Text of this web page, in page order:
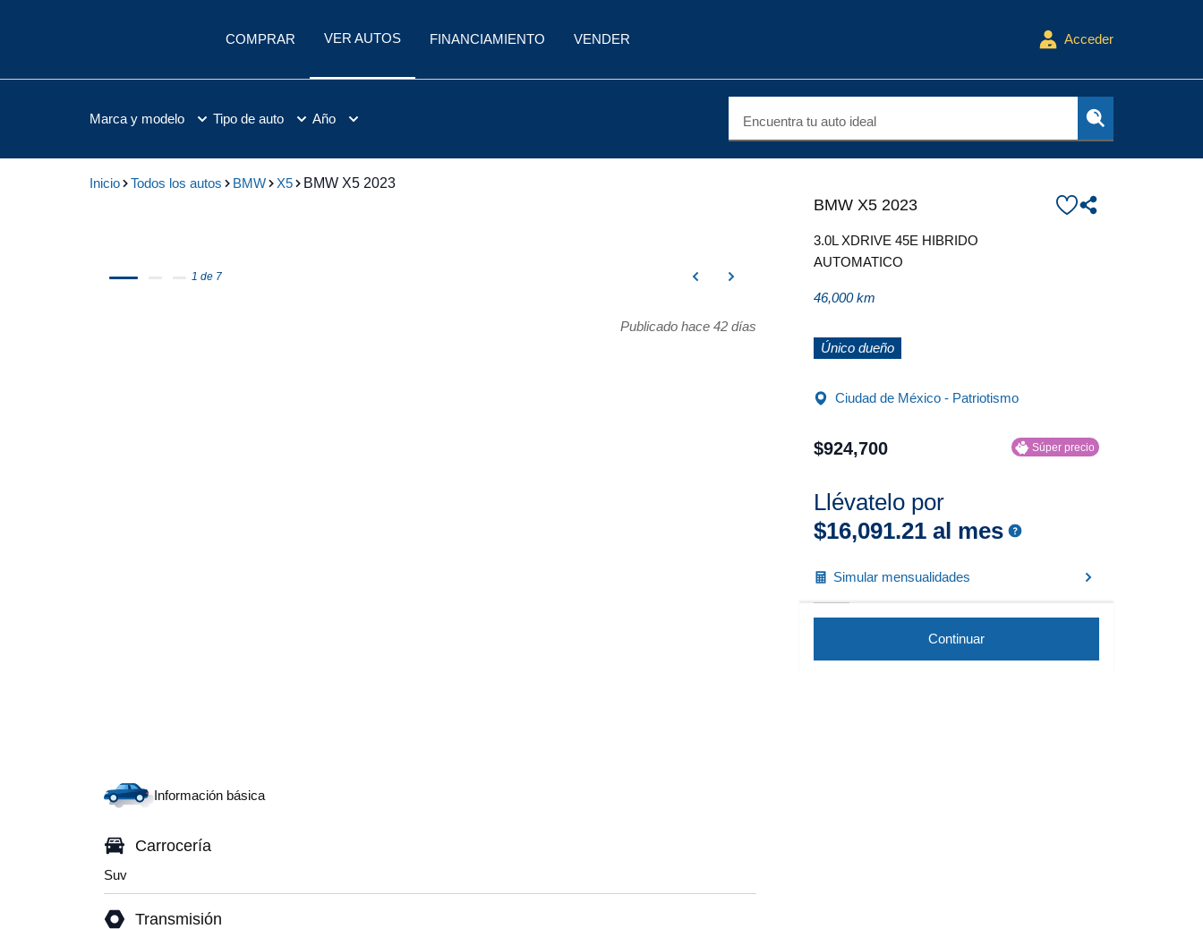
COMPRAR VER AUTOS FINANCIAMIENTO VENDER Acceder
Marca y modelo Tipo de auto Año Encuentra tu auto ideal
Inicio Todos los autos BMW X5 BMW X5 2023
1 de 7
Publicado hace 42 días
BMW X5 2023
3.0L XDRIVE 45E HIBRIDO
AUTOMATICO
46,000 km
Único dueño
Ciudad de México - Patriotismo
$924,700 Súper precio
Llévatelo por
$16,091.21al mes
Simular mensualidades
Continuar
Información básica
Carrocería
Suv
Transmisión